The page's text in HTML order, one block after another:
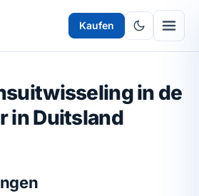
Kaufen
in de
in Duitsland